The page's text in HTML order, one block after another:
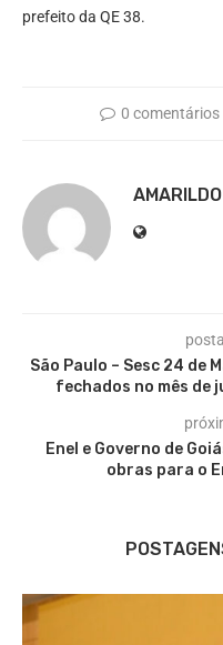
prefeito da QE 38.
0 comentários
São Paulo – Sesc 24 de
fechados no mês de
Enel e Governo de
obras para o